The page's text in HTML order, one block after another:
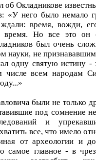
об Окладникове
«У него было немало
время, вожди,
Но все это он
был очень
науки, не
одну святую
числе всем народам
были не только
под сомнение
и
все, что имело
от археологии и
самое главное - в